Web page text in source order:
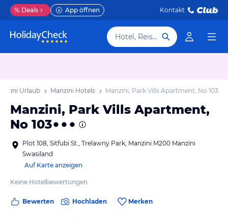
% Deals App öffnen Kontakt
Hotel, Reiseziel
Urlaub Manzini Hotels Manzini, Park Vills Apartment, No 103
Manzini, Park Vills Apartment,
No 103
Plot 108, Sitfubi St., Trelawny Park, Manzini M200 Manzini
Swasiland
Auf Karte anzeigen
Keine Hotelbewertungen
Bewerten Hochladen Merken